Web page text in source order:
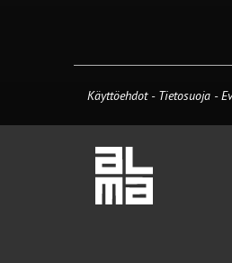
Käyttöehdot - Tietosuoja -